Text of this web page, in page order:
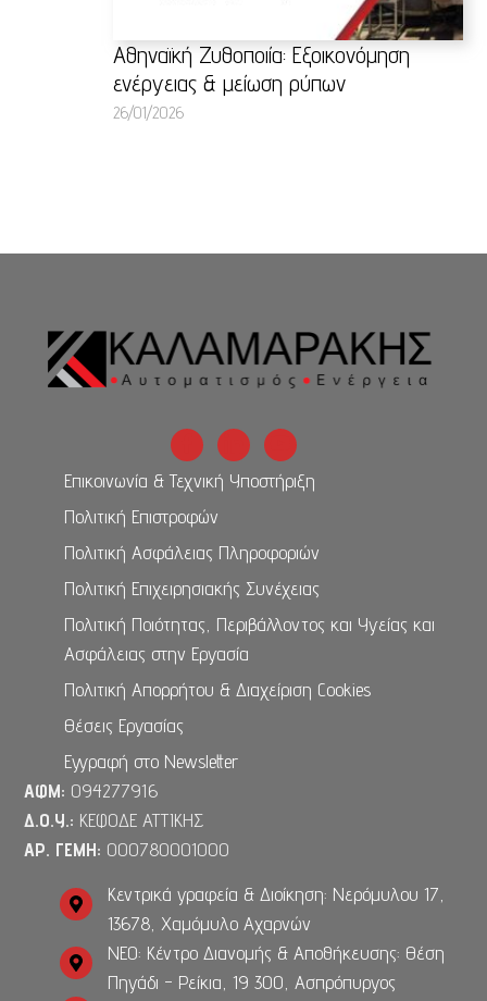
Αθηναϊκή Ζυθοποιία: Εξοικονόμηση
ενέργειας & μείωση ρύπων
26/01/2026
Επικοινωνία & Τεχνική Υποστήριξη
Πολιτική Επιστροφών
Πολιτική Ασφάλειας Πληροφοριών
Πολιτική Επιχειρησιακής Συνέχειας
Πολιτική Ποιότητας, Περιβάλλοντος και Υγείας και
Ασφάλειας στην Εργασία
Πολιτική Απορρήτου & Διαχείριση Cookies
Θέσεις Εργασίας
Εγγραφή στο Newsletter
ΑΦΜ: 094277916
Δ.Ο.Υ.: ΚΕΦΟΔΕ ΑΤΤΙΚΗΣ
ΑΡ. ΓΕΜΗ: 000780001000
Κεντρικά γραφεία & Διοίκηση: Νερόμυλου 17,
13678, Χαμόμυλο Αχαρνών
ΝΕΟ: Κέντρο Διανομής & Αποθήκευσης: Θέση
Πηγάδι - Ρείκια, 19 300, Ασπρόπυργος